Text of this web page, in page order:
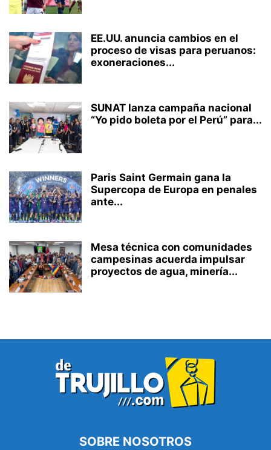
EE.UU. anuncia cambios en el
proceso de visas para peruanos:
exoneraciones...
SUNAT lanza campaña nacional
“Yo pido boleta por el Perú” para...
Paris Saint Germain gana la
Supercopa de Europa en penales
ante...
Mesa técnica con comunidades
campesinas acuerda impulsar
proyectos de agua, minería...
SOBRE NOSOTROS